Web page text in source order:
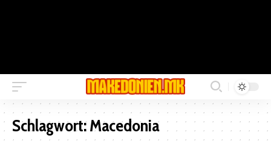
Schlagwort:Macedonia